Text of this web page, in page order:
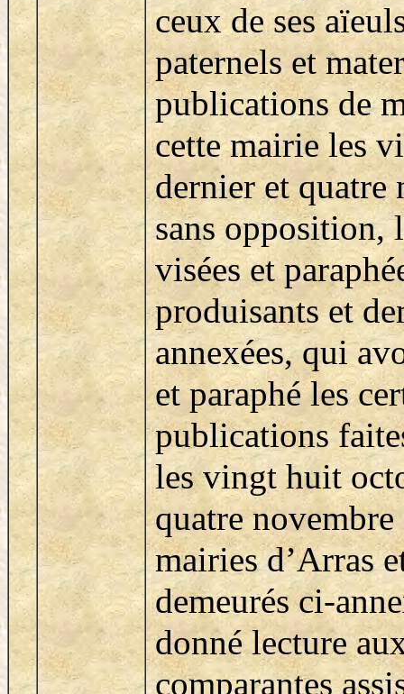
ceux de ses
paternels et
publications de
cette mairie les
dernier et quatre
sans opposition,
visées et
produisants et
annexées, qui
et paraphé les
publications
les vingt huit
quatre
mairies d’Arras
demeurés ci-
donné lecture
comparantes